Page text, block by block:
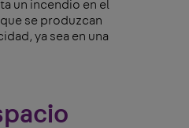
un incendio en el
se produzcan
ya sea en una